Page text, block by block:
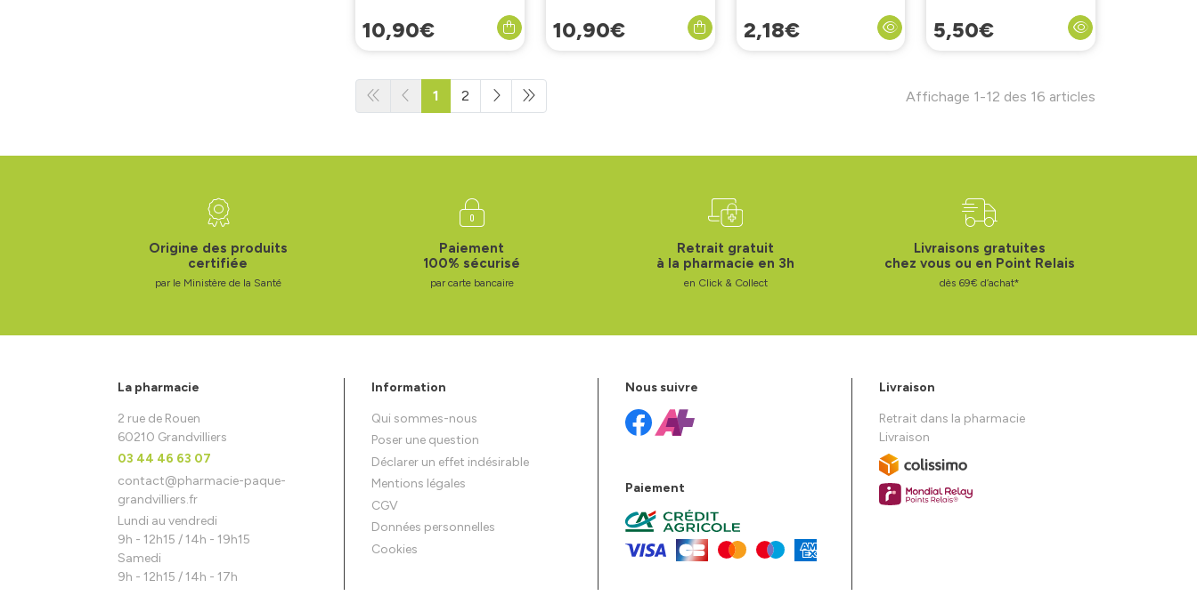
10,90€ 10,90€ 2,18€ 5,50€
Affichage 1-12 des 16 articles
1 2
Origine des produits
certifiée
par le Ministère de la Santé
Paiement
100% sécurisé
par carte bancaire
Retrait gratuit
à la pharmacie en 3h
en Click & Collect
Livraisons gratuites
chez vous ou en Point Relais
dès 69€ d’achat*
La pharmacie
2 rue de Rouen
60210 Grandvilliers
03 44 46 63 07
contact@pharmacie-paque-
grandvilliers.fr
Lundi au vendredi
9h - 12h15 / 14h - 19h15
Samedi
9h - 12h15 / 14h - 17h
Information
Qui sommes-nous
Poser une question
Déclarer un effet indésirable
Mentions légales
CGV
Données personnelles
Cookies
Nous suivre
Paiement
Livraison
Retrait dans la pharmacie
Livraison